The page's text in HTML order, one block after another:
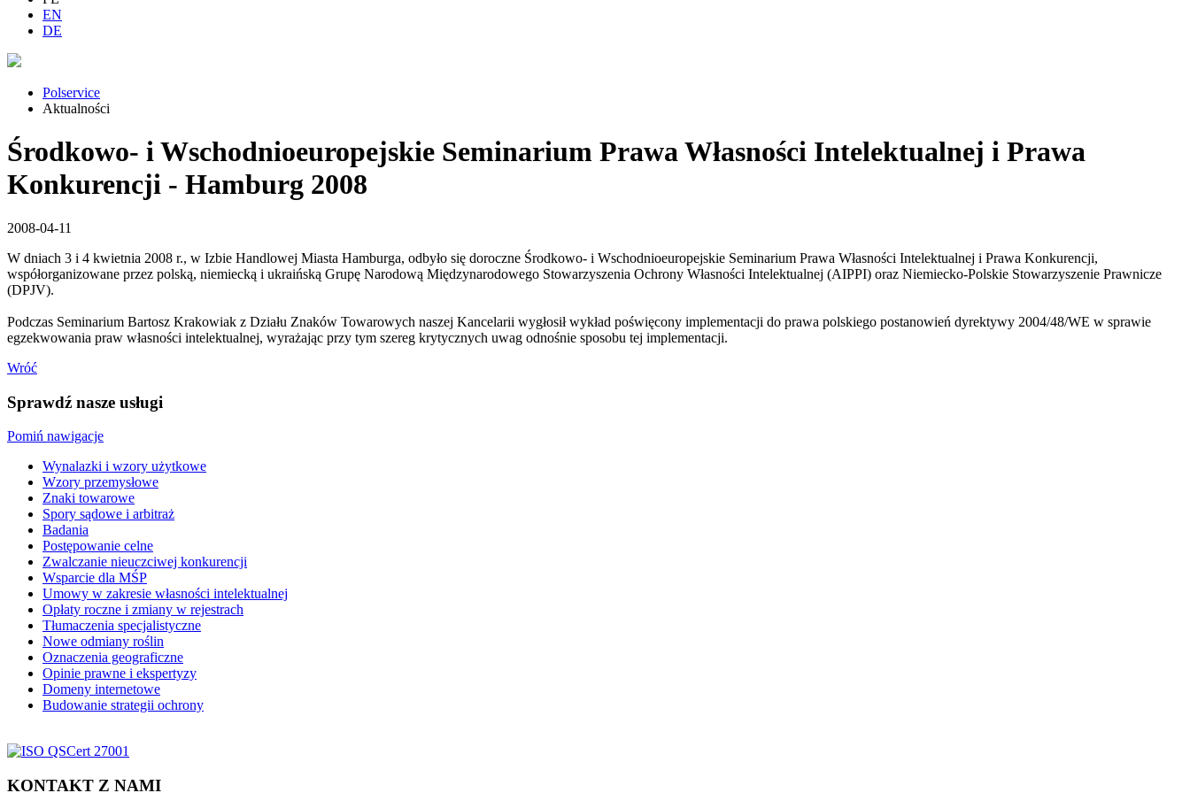
EN
DE
Polservice
Aktualności
Środkowo- i Wschodnioeuropejskie Seminarium Prawa Własności Intelektualnej i Prawa
Konkurencji - Hamburg 2008
2008-04-11
W dniach 3 i 4 kwietnia 2008 r., w Izbie Handlowej Miasta Hamburga, odbyło się doroczne Środkowo- i Wschodnioeuropejskie Seminarium Prawa Własności Intelektualnej i Prawa Konkurencji,
współorganizowane przez polską, niemiecką i ukraińską Grupę Narodową Międzynarodowego Stowarzyszenia Ochrony Własności Intelektualnej (AIPPI) oraz Niemiecko-Polskie Stowarzyszenie Prawnicze
(DPJV).
Podczas Seminarium Bartosz Krakowiak z Działu Znaków Towarowych naszej Kancelarii wygłosił wykład poświęcony implementacji do prawa polskiego postanowień dyrektywy 2004/48/WE w sprawie
egzekwowania praw własności intelektualnej, wyrażając przy tym szereg krytycznych uwag odnośnie sposobu tej implementacji.
Wróć
Sprawdź nasze usługi
Pomiń nawigacje
Wynalazki i wzory użytkowe
Wzory przemysłowe
Znaki towarowe
Spory sądowe i arbitraż
Badania
Postępowanie celne
Zwalczanie nieuczciwej konkurencji
Wsparcie dla MŚP
Umowy w zakresie własności intelektualnej
Opłaty roczne i zmiany w rejestrach
Tłumaczenia specjalistyczne
Nowe odmiany roślin
Oznaczenia geograficzne
Opinie prawne i ekspertyzy
Domeny internetowe
Budowanie strategii ochrony
KONTAKT Z NAMI